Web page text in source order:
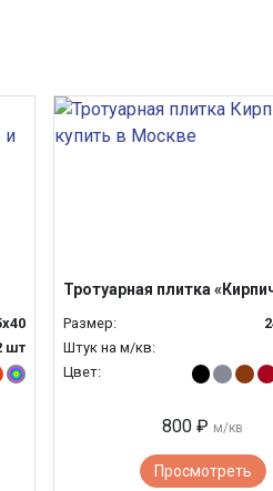
шт
Тротуарная плитка
Размер:
Штук на м/кв:
Цвет:
800 ₽ м/кв
Просмотреть